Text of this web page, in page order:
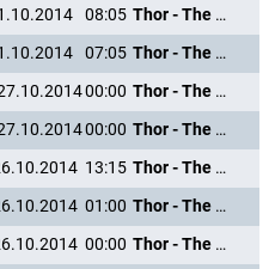
08:05
Thor - The Dark Kingdom
07:05
Thor - The Dark Kingdom
00:00
Thor - The Dark Kingdom
00:00
Thor - The Dark Kingdom
13:15
Thor - The Dark Kingdom
01:00
Thor - The Dark Kingdom
00:00
Thor - The Dark Kingdom